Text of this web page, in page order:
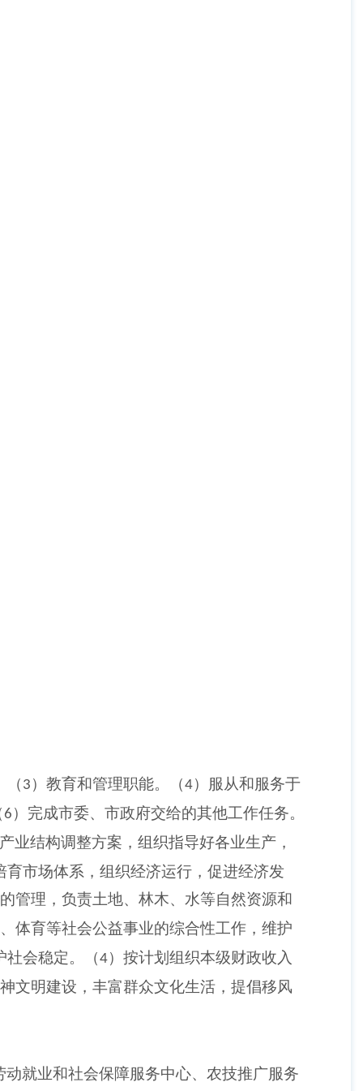
（ 3 ）教育和管理职能。（4）服从和服务于
6 ）完成市委、市政府交给的其他工作任务。
业结构调整方案，组织指导好各业生产，
市场体系，组织经济运行，促进经济发
管理，负责土地、林木、水等自然资源和
体育等社会公益事业的综合性工作，维护
社会稳定。（4）按计划组织本级财政收入
文明建设，丰富群众文化生活，提倡移风
就业和社会保障服务中心、农技推广服务